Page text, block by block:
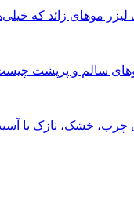
موهای زائد که
سالم و پرپشت
چرب، خشک، نازک یا